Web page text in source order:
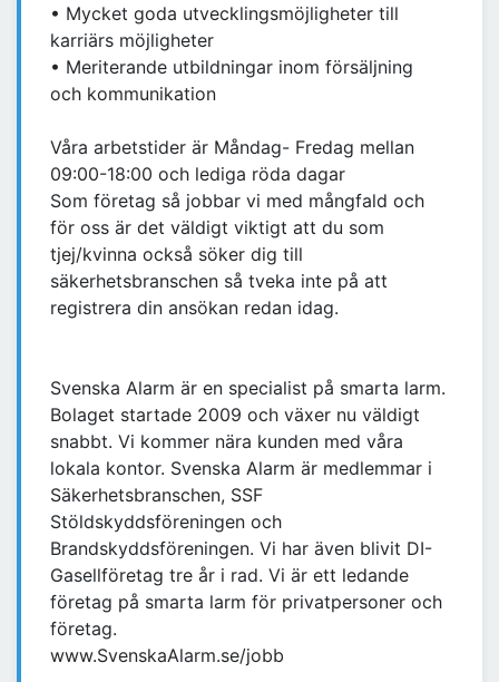
• Mycket goda utvecklingsmöjligheter till
karriärs möjligheter
• Meriterande utbildningar inom försäljning
och kommunikation
Våra arbetstider är Måndag- Fredag mellan
09:00-18:00 och lediga röda dagar
Som företag så jobbar vi med mångfald och
för oss är det väldigt viktigt att du som
tjej/kvinna också söker dig till
säkerhetsbranschen så tveka inte på att
registrera din ansökan redan idag.
Svenska Alarm är en specialist på smarta larm.
Bolaget startade 2009 och växer nu väldigt
snabbt. Vi kommer nära kunden med våra
lokala kontor. Svenska Alarm är medlemmar i
Säkerhetsbranschen, SSF
Stöldskyddsföreningen och
Brandskyddsföreningen. Vi har även blivit DI-
Gasellföretag tre år i rad. Vi är ett ledande
företag på smarta larm för privatpersoner och
företag.
www.SvenskaAlarm.se/jobb